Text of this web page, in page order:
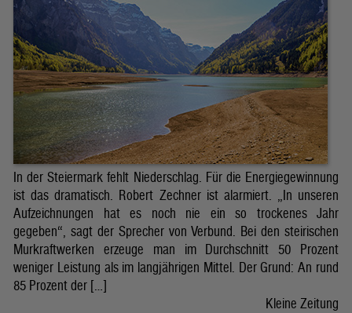
In der Steiermark fehlt Niederschlag. Für die Energiegewinnung
ist das dramatisch. Robert Zechner ist alarmiert. „In unseren
Aufzeichnungen hat es noch nie ein so trockenes Jahr
gegeben“, sagt der Sprecher von Verbund. Bei den steirischen
Murkraftwerken erzeuge man im Durchschnitt 50 Prozent
weniger Leistung als im langjährigen Mittel. Der Grund: An rund
85 Prozent der […]
Kleine Zeitung